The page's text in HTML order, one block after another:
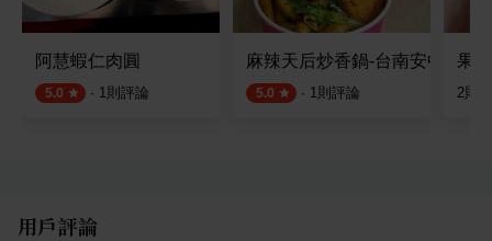
阿慧蝦仁肉圓
5.0 · 1則評論
麻辣天后炒香鍋-台南安中店
5.0 · 1則評論
果
2則
用戶評論